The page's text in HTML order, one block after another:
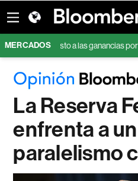
MERCADOS
el impuesto a las ganancias por
La Reserva
enfrenta a
paralelismo